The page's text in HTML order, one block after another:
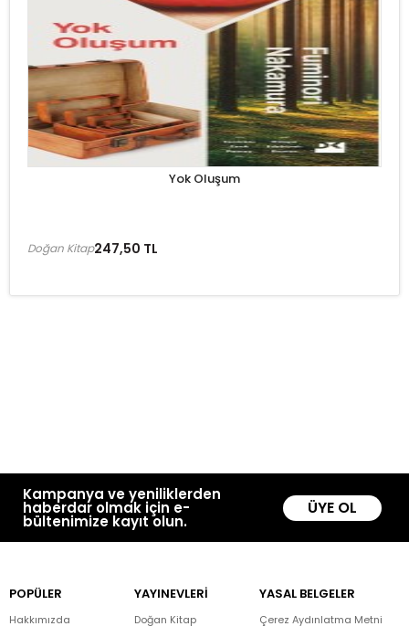
Yok Oluşum
247,50 TL
Doğan Kitap
Kampanya ve yeniliklerden
haberdar olmak için e-
bültenimize kayıt olun.
ÜYE OL
POPÜLER
Hakkımızda
YAYINEVLERİ
Doğan Kitap
YASAL BELGELER
Çerez Aydınlatma Metni